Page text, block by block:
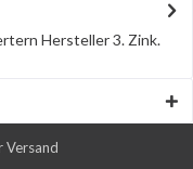
Hersteller 3. Zink.
Versand